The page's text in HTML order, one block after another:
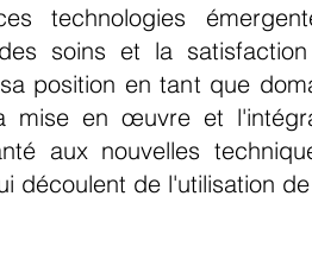
technologies
soins et la
position en tant que
mise en œuvre et
aux nouvelles
découlent de l'utilisation